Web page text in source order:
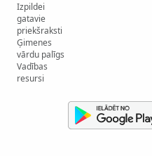
Izpildei
gatavie
priekšraksti
Ģimenes
vārdu palīgs
Vadības
resursi